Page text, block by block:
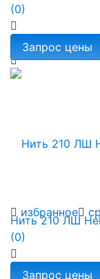
избранное
(0)
Нить 210 ЛШ
(0)